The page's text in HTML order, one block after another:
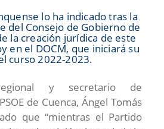
lo ha indicado tras la
del Consejo de Gobierno de
la creación jurídica de este
en el DOCM, que iniciará su
curso 2022-2023.
y secretario de
de Cuenca, Ángel Tomás
que “mientras el Partido